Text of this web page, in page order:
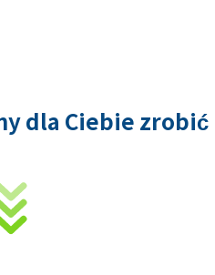
dla Ciebie zrobić